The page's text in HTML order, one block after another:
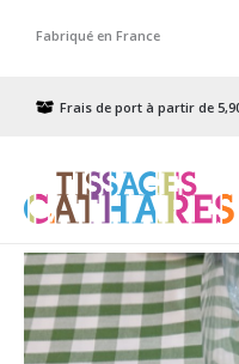
Fabriqué en France
Frais de port à partir de